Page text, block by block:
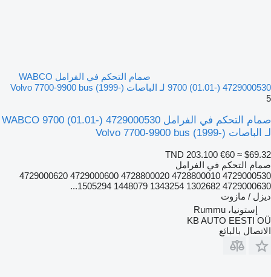
صمام التحكم في الفرامل WABCO
9700 (01.01-) 4729000530 لـ الباصات Volvo 7700-9900 bus (1999-)
5
صمام التحكم في الفرامل WABCO 9700 (01.01-) 4729000530
لـ الباصات Volvo 7700-9900 bus (1999-)
TND 203.100 €60 ≈ $69.32
صمام التحكم في الفرامل
4729000530 4728800010 4728800020 4729000600 4729000620
4729000630 1302682 1343254 1448079 1505294...
ديزل / مازوت
إستونيا، Rummu
KB AUTO EESTI OÜ
الاتصال بالبائع